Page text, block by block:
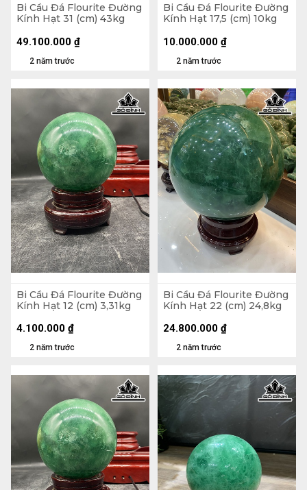
Bi Cầu Đá Flourite Đường
Kính Hạt 31 (cm) 43kg
2 năm trước
49.100.000 ₫
Bi Cầu Đá Flourite Đường
Kính Hạt 17,5 (cm) 10kg
2 năm trước
10.000.000 ₫
Bi Cầu Đá Flourite Đường
Kính Hạt 12 (cm) 3,31kg
2 năm trước
4.100.000 ₫
Bi Cầu Đá Flourite Đường
Kính Hạt 22 (cm) 24,8kg
2 năm trước
24.800.000 ₫